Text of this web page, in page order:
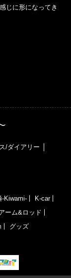
じに形になってき
/ダイアリー
-Kiwami-
K-car
ーム&ロッド
グッズ